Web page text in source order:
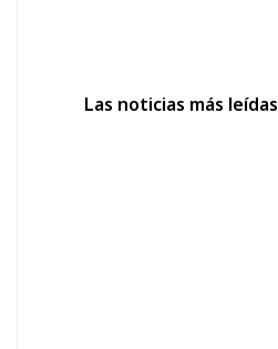
Las noticias más leídas